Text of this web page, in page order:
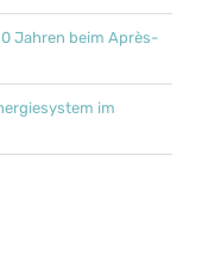
Jahren beim Après-
im